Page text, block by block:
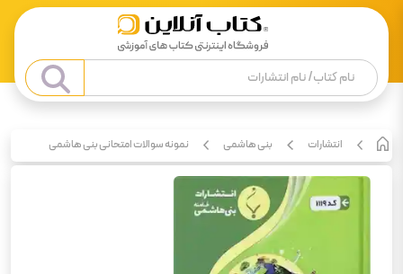
انتشارات بنی هاشمی نمونه سوالات امتحانی بنی هاشمی